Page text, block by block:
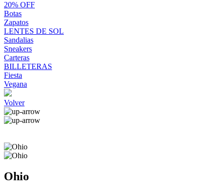
20% OFF
Botas
Zapatos
LENTES DE SOL
Sandalias
Sneakers
Carteras
BILLETERAS
Fiesta
Vegana
Volver
Ohio